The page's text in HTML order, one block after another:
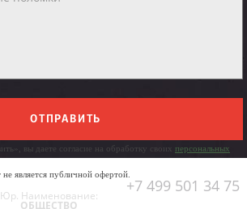
ОТПРАВИТЬ
вы даете согласие на обработку своих персональных
не является публичной офертой.
+7 499 501 34 75
Юр. Наименование:
ОБЩЕСТВО